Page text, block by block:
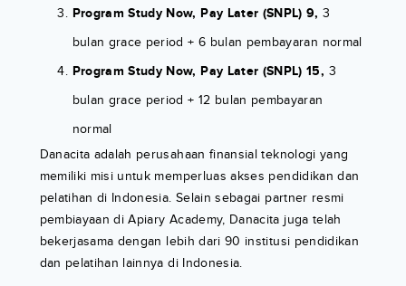
Program Study Now, Pay Later (SNPL) 9, 3
bulan grace period + 6 bulan pembayaran normal
Program Study Now, Pay Later (SNPL) 15, 3
bulan grace period + 12 bulan pembayaran
normal
Danacita adalah perusahaan finansial teknologi yang
memiliki misi untuk memperluas akses pendidikan dan
pelatihan di Indonesia. Selain sebagai partner resmi
pembiayaan di Apiary Academy, Danacita juga telah
bekerjasama dengan lebih dari 90 institusi pendidikan
dan pelatihan lainnya di Indonesia.